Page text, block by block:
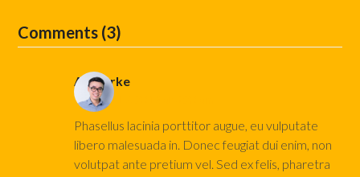
Comments (3)
AJ Clarke
October 17, 2016 at 3:20 am
Phasellus lacinia porttitor augue, eu vulputate
libero malesuada in. Donec feugiat dui enim, non
volutpat ante pretium vel. Sed ex felis, pharetra